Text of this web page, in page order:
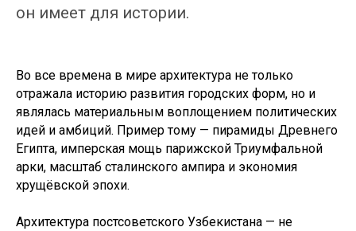
он имеет для истории.
Во все времена в мире архитектура не только
отражала историю развития городских форм, но и
являлась материальным воплощением политических
идей и амбиций. Пример тому — пирамиды Древнего
Египта, имперская мощь парижской Триумфальной
арки, масштаб сталинского ампира и экономия
хрущёвской эпохи.
Архитектура постсоветского Узбекистана — не